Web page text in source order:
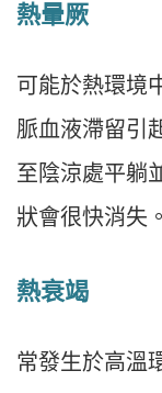
熱暈厥
可能於熱環境
脈血液滯留引
至陰涼處平躺
狀會很快消失。
熱衰竭
常發生於高溫